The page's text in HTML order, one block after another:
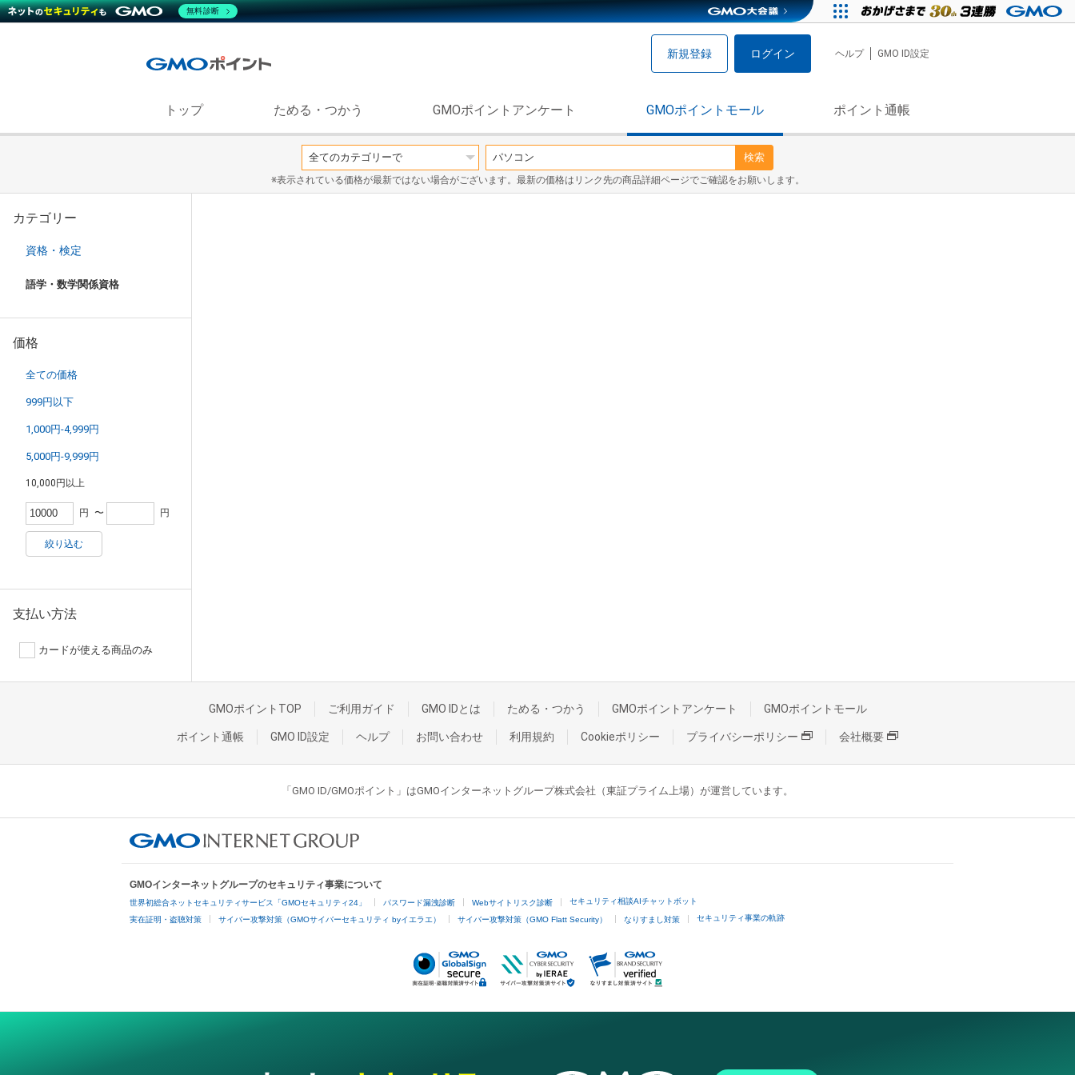
新規登録 ログイン ヘルプ GMO ID設定
トップ ためる・つかう GMOポイントアンケート GMOポイントモール ポイント通帳
検索
※表示されている価格が最新ではない場合がございます。最新の価格はリンク先の商品詳細ページでご確認をお願いします。
カテゴリー
資格・検定
語学・数学関係資格
価格
全ての価格
999円以下
1,000円-4,999円
5,000円-9,999円
10,000円以上
円 〜 円
絞り込む
支払い方法
カードが使える商品のみ
GMOポイントTOP ご利用ガイド GMO IDとは ためる・つかう GMOポイントアンケート GMOポイントモール
ポイント通帳 GMO ID設定 ヘルプ お問い合わせ 利用規約 Cookieポリシー プライバシーポリシー 会社概要
「GMO ID/GMOポイント」はGMOインターネットグループ株式会社（東証プライム上場）が運営しています。
GMOインターネットグループのセキュリティ事業について
世界初総合ネットセキュリティサービス「GMOセキュリティ24」 パスワード漏洩診断 Webサイトリスク診断 セキュリティ相談AIチャットボット
実在証明・盗聴対策 サイバー攻撃対策（GMOサイバーセキュリティ byイエラエ） サイバー攻撃対策（GMO Flatt Security） なりすまし対策 セキュリティ事業の軌跡
無料診断